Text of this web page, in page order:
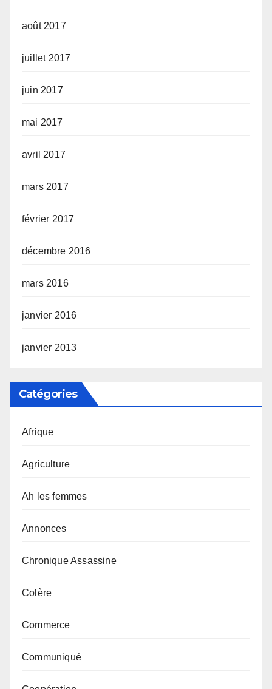
août 2017
juillet 2017
juin 2017
mai 2017
avril 2017
mars 2017
février 2017
décembre 2016
mars 2016
janvier 2016
janvier 2013
Catégories
Afrique
Agriculture
Ah les femmes
Annonces
Chronique Assassine
Colère
Commerce
Communiqué